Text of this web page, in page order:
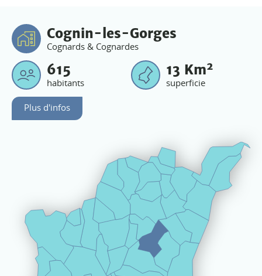
Cognin-les-Gorges
Cognards & Cognardes
615
habitants
13 Km2
superficie
Plus d'infos